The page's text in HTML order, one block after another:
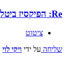
Re: הפיקסיז ביטלו את ההופעה שלהם ביום רביעי הקרוב
ציטוט
שליחה על ידי ויקי לוי